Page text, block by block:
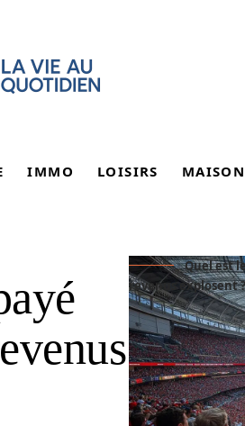
IMMO LOISIRS MAISON
Quel est
revenus explosent ?